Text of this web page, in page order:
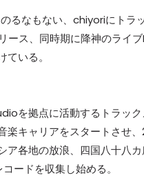
るなもない、chiyoriにト
ス、同時期に降神のライ
いる。
を拠点に活動するトラック
楽キャリアをスタートさせ
ア各地の放浪、四国八十八
ードを収集し始める。